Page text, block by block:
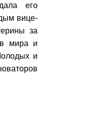
его
вице-
за
мира и
и